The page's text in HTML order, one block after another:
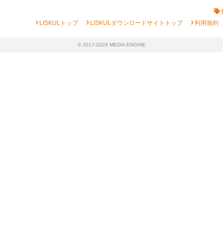
chevron_rightLISKULトップ chevron_rightLISKULダウンロードサイトトップ chevron_right利用規約
© 2017-2026 MEDIA ENGINE